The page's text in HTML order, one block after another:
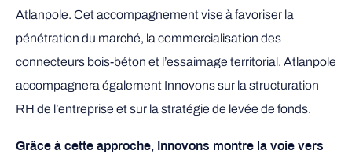
Atlanpole. Cet accompagnement vise à favoriser la
pénétration du marché, la commercialisation des
connecteurs bois-béton et l’essaimage territorial. Atlanpole
accompagnera également Innovons sur la structuration
RH de l’entreprise et sur la stratégie de levée de fonds.
Grâce à cette approche, Innovons montre la voie vers